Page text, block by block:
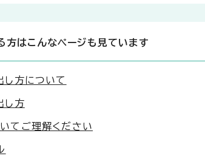
方はこんなページも見ています
し方について
し方
てご理解ください